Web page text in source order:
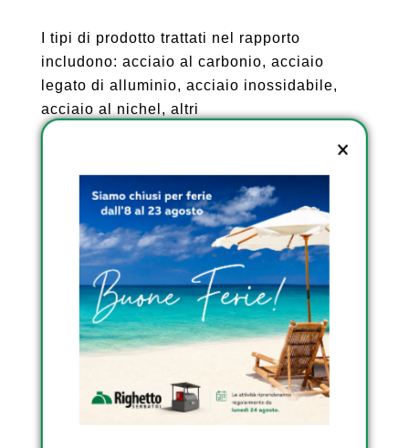
I tipi di prodotto trattati nel rapporto
includono: acciaio al carbonio, acciaio
legato di alluminio, acciaio inossidabile,
acciaio al nichel, altri
includono: Serbatoio di stoccaggio a bassa
temperatura: petrolio e gas, chimica, altri
La versione globale di questo rapporto con
una classificazione geografica come: Nord
America (Stati Uniti, Canada e Messico),
Europa (Germania, Francia, Regno Unito,
Russia e Italia), Asia-Pacifico (Cina,
Giappone, Corea, India, Sud-est asiatico e
Australia), Sud America (Brasile, Argentina),
Medio Oriente e Africa (Arabia Saudita,